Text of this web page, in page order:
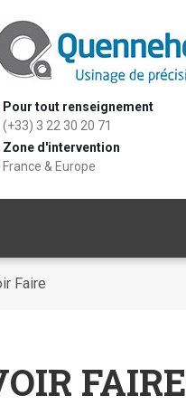
Pour tout renseignement
(+33) 3 22 30 20 71
Zone d'intervention
France & Europe
Faire
FAIRE